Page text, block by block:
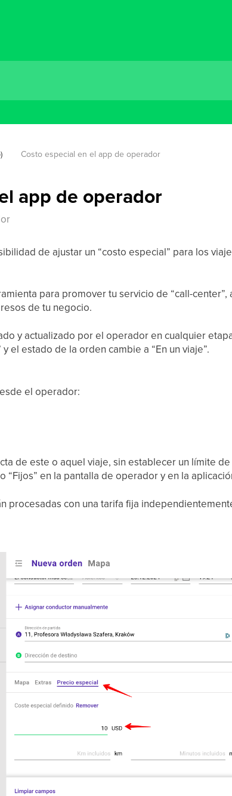
Costo especial en el app de operador
app de operador
de ajustar un “costo especial” para los
para promover tu servicio de “call-
de tu negocio.
y actualizado por el operador en cualquier
el estado de la orden cambie a “En un viaje”.
el operador:
de este o aquel viaje, sin establecer un límite
“Fijos” en la pantalla de operador y en la
procesadas con una tarifa fija